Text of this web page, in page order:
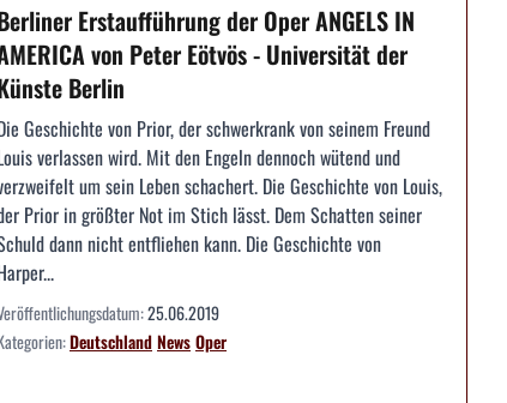
Erstaufführung der Oper ANGELS IN
von Peter Eötvös - Universität der
Berlin
Geschichte von Prior, der schwerkrank von seinem Freund
verlassen wird. Mit den Engeln dennoch wütend und
um sein Leben schachert. Die Geschichte von Louis,
Prior in größter Not im Stich lässt. Dem Schatten seiner
dann nicht entfliehen kann. Die Geschichte von
25.06.2019
DeutschlandNewsOper